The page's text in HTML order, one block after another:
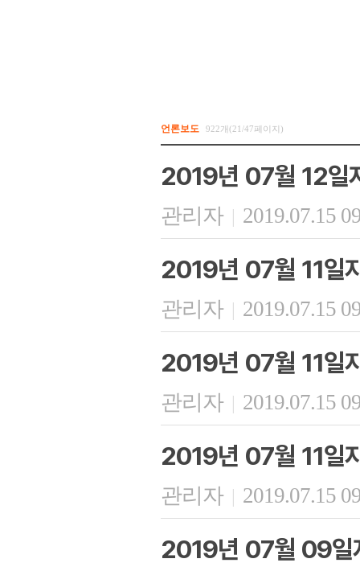
언론보도 922개(21/47페이지)
2019년 07월 12일
관리자 | 2019.07.15
2019년 07월 11일
관리자 | 2019.07.15
2019년 07월 11일
관리자 | 2019.07.15
2019년 07월 11일
관리자 | 2019.07.15
2019년 07월 09일